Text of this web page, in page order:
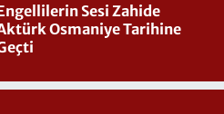
Sesi Zahide
Osmaniye Tarihine